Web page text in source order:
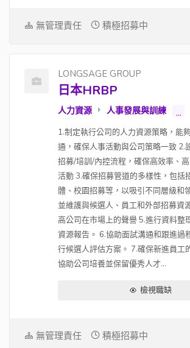
無管理責任 積極招募中
LONGSAGE GROUP
日本HRBP
人力資源 人事發展與訓練 ...
1.制定執行公司的人力資源策略，能
通，確保人事活動與公司策略一致 2.
招募/培訓/內控流程，確保高效率、
活動 3.確保招募管道的多樣性，包括
體、校園招募等，以吸引不同層級和
並維護與候選人、員工和外部招募資
高公司在市場上的聲譽 5.進行資料整
資源報告。 6.協助面試溝通和跟進過
行候選人評估方案。 7.確保新進員工
協助公司培養並保留優秀人才...
檢視職缺
無管理責任 積極招募中